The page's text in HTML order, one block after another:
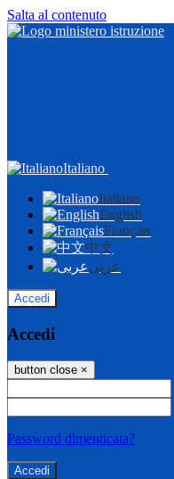
Salta al contenuto
Italiano
Italiano
English
Français
中文
عربى
Accedi
Accedi
button close ×
Password dimenticata?